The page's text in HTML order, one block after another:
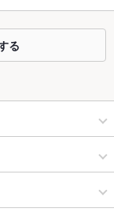
ざいません。
ざいません。
る